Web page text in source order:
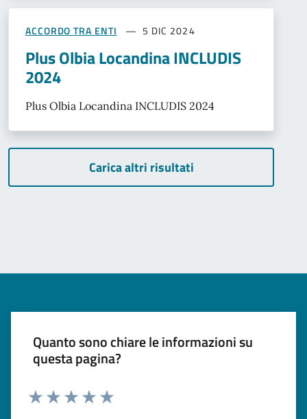
ACCORDO TRA ENTI 5 DIC 2024
Plus Olbia Locandina INCLUDIS
2024
Plus Olbia Locandina INCLUDIS 2024
Carica altri risultati
Quanto sono chiare le informazioni su
questa pagina?